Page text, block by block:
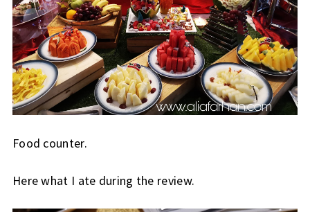
Food counter.
Here what I ate during the review.